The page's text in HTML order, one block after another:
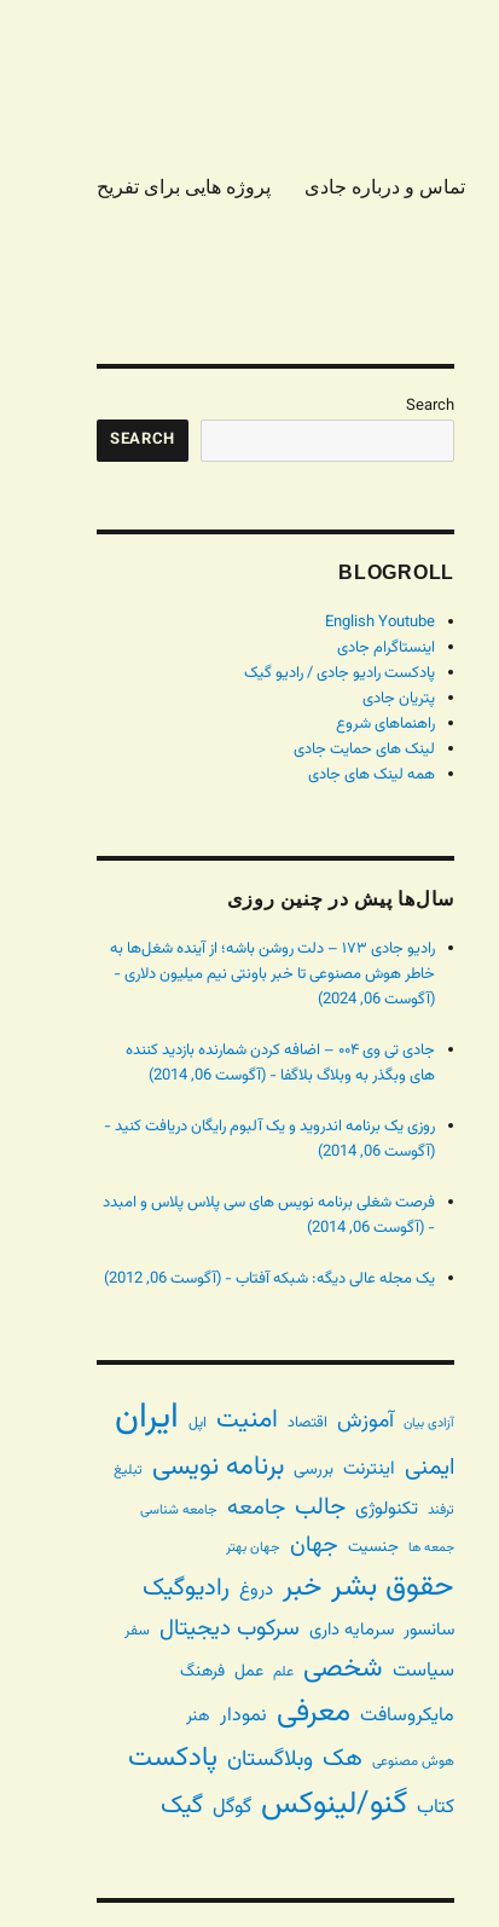
تماس و درباره جادی پروژه هایی برای تفریح
Search
SEARCH
BLOGROLL
English Youtube
اینستاگرام جادی
پادکست رادیو جادی / رادیو گیک
پتریان جادی
راهنماهای شروع
لینک های حمایت جادی
همه لینک های جادی
سال‌ها پیش در چنین روزی
رادیو جادی ۱۷۳ – دلت روشن باشه؛ از آینده شغل‌ها به
خاطر هوش مصنوعی تا خبر باونتی نیم میلیون دلاری -
(آگوست 06, 2024)
جادی تی وی ۰۰۴ – اضافه کردن شمارنده بازدید کننده
های وبگذر به وبلاگ بلاگفا - (آگوست 06, 2014)
روزی یک برنامه اندروید و یک آلبوم رایگان دریافت کنید -
(آگوست 06, 2014)
فرصت شغلی برنامه نویس های سی پلاس پلاس و امبدد
- (آگوست 06, 2014)
یک مجله عالی دیگه: شبکه آفتاب - (آگوست 06, 2012)
آزادی بیان آموزش اقتصاد امنیت اپل ایران
ایمنی اینترنت بررسی برنامه نویسی تبلیغ
ترفند تکنولوژی جالب جامعه جامعه شناسی
جمعه ها جنسیت جهان جهان بهتر
حقوق بشر خبر دروغ رادیوگیک
سانسور سرمایه داری سرکوب دیجیتال سفر
سیاست شخصی علم عمل فرهنگ
مایکروسافت معرفی نمودار هنر
هوش مصنوعی هک وبلاگستان پادکست
کتاب گنو/لینوکس گوگل گیک